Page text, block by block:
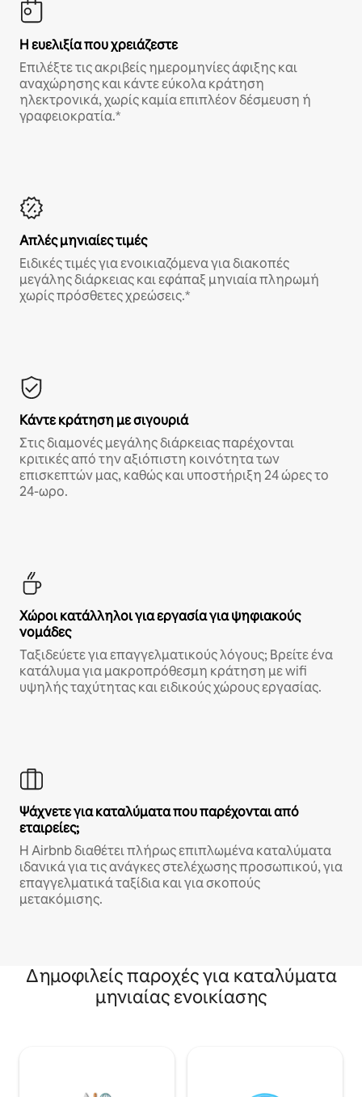
Η ευελιξία που χρειάζεστε
Επιλέξτε τις ακριβείς ημερομηνίες άφιξης και
αναχώρησης και κάντε εύκολα κράτηση
ηλεκτρονικά, χωρίς καμία επιπλέον δέσμευση ή
γραφειοκρατία.*
Απλές μηνιαίες τιμές
Ειδικές τιμές για ενοικιαζόμενα για διακοπές
μεγάλης διάρκειας και εφάπαξ μηνιαία πληρωμή
χωρίς πρόσθετες χρεώσεις.*
Κάντε κράτηση με σιγουριά
Στις διαμονές μεγάλης διάρκειας παρέχονται
κριτικές από την αξιόπιστη κοινότητα των
επισκεπτών μας, καθώς και υποστήριξη 24 ώρες το
24-ωρο.
Χώροι κατάλληλοι για εργασία για ψηφιακούς
νομάδες
Ταξιδεύετε για επαγγελματικούς λόγους; Βρείτε ένα
κατάλυμα για μακροπρόθεσμη κράτηση με wifi
υψηλής ταχύτητας και ειδικούς χώρους εργασίας.
Ψάχνετε για καταλύματα που παρέχονται από
εταιρείες;
Η Airbnb διαθέτει πλήρως επιπλωμένα καταλύματα
ιδανικά για τις ανάγκες στελέχωσης προσωπικού, για
επαγγελματικά ταξίδια και για σκοπούς
μετακόμισης.
Δημοφιλείς παροχές για καταλύματα
μηνιαίας ενοικίασης